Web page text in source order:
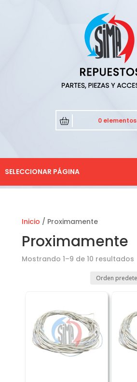
0 elementos
SELECCIONAR PÁGINA
Inicio / Proximamente
Proximamente
Mostrando 1–9 de 10 resultados